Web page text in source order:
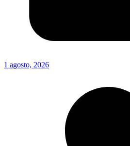
1 agosto, 2026